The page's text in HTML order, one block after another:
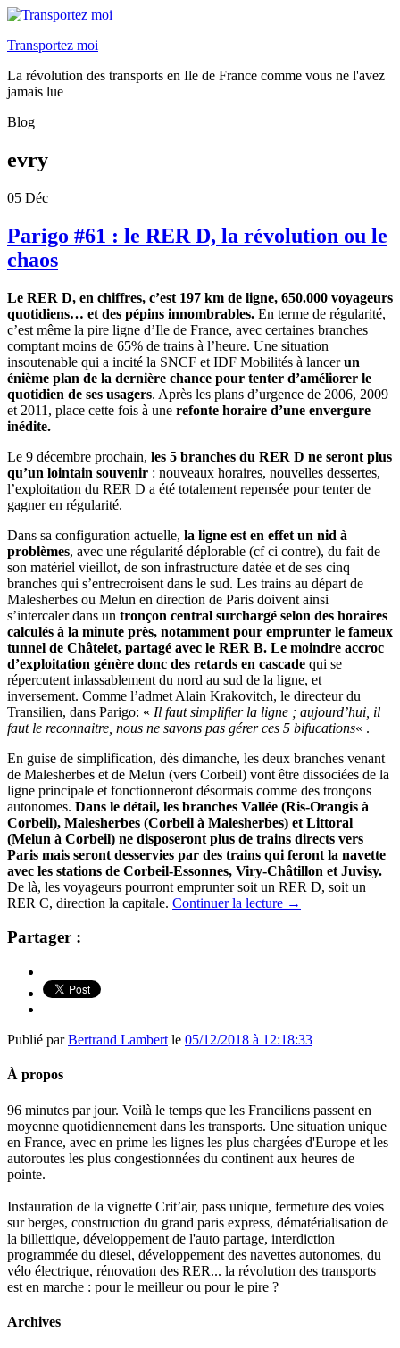
Transportez moi
La révolution des transports en Ile de France comme vous ne l'avez
jamais lue
Blog
evry
05 Déc
Parigo #61 : le RER D, la révolution ou le
chaos
Le RER D, en chiffres, c’est 197 km de ligne, 650.000 voyageurs
quotidiens… et des pépins innombrables. En terme de régularité,
c’est même la pire ligne d’Ile de France, avec certaines branches
comptant moins de 65% de trains à l’heure. Une situation
insoutenable qui a incité la SNCF et IDF Mobilités à lancerun
énième plan de la dernière chance pour tenter d’améliorer le
quotidien de ses usagers. Après les plans d’urgence de 2006, 2009
et 2011, place cette fois à une refonte horaire d’une envergure
inédite.
Le 9 décembre prochain, les 5 branches du RER D ne seront plus
qu’un lointain souvenir : nouveaux horaires, nouvelles dessertes,
l’exploitation du RER D a été totalement repensée pour tenter de
gagner en régularité.
Dans sa configuration actuelle, la ligne est en effet un nid à
problèmes, avec une régularité déplorable (cf ci contre), du fait de
son matériel vieillot, de son infrastructure datée et de ses cinq
branches qui s’entrecroisent dans le sud. Les trains au départ de
Malesherbes ou Melun en direction de Paris doivent ainsi
s’intercaler dans un tronçon central surchargé selon des horaires
calculés à la minute près, notamment pour emprunter le fameux
tunnel de Châtelet, partagé avec le RER B. Le moindre accroc
d’exploitation génère donc des retards en cascade qui se
répercutent inlassablement du nord au sud de la ligne, et
inversement. Comme l’admet Alain Krakovitch, le directeur du
Transilien, dans Parigo: « Il faut simplifier la ligne ; aujourd’hui, il
faut le reconnaitre, nous ne savons pas gérer ces 5 bifucations« .
En guise de simplification, dès dimanche, les deux branches venant
de Malesherbes et de Melun (vers Corbeil) vont être dissociées de la
ligne principale et fonctionneront désormais comme des tronçons
autonomes. Dans le détail, les branches Vallée (Ris-Orangis à
Corbeil), Malesherbes (Corbeil à Malesherbes) et Littoral
(Melun à Corbeil) ne disposeront plus de trains directs vers
Paris mais seront desservies par des trains qui feront la navette
avec les stations de Corbeil-Essonnes, Viry-Châtillon et Juvisy.
De là, les voyageurs pourront emprunter soit un RER D, soit un
RER C, direction la capitale. Continuer la lecture →
Partager :
Publié parBertrand Lambert le 05/12/2018 à 12:18:33
À propos
96 minutes par jour. Voilà le temps que les Franciliens passent en
moyenne quotidiennement dans les transports. Une situation unique
en France, avec en prime les lignes les plus chargées d'Europe et les
autoroutes les plus congestionnées du continent aux heures de
pointe.
Instauration de la vignette Crit’air, pass unique, fermeture des voies
sur berges, construction du grand paris express, dématérialisation de
la billettique, développement de l'auto partage, interdiction
programmée du diesel, développement des navettes autonomes, du
vélo électrique, rénovation des RER... la révolution des transports
est en marche : pour le meilleur ou pour le pire ?
Archives